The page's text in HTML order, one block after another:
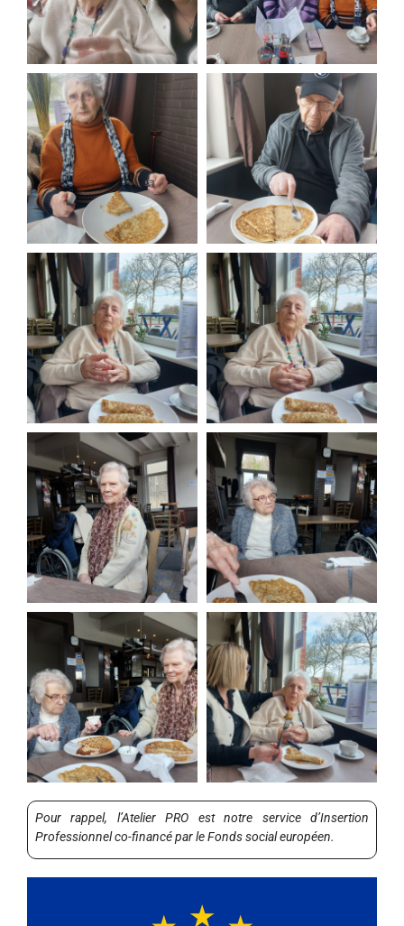
Pour rappel, l’Atelier PRO est notre service d’Insertion
Professionnel co-financé par le Fonds social européen.